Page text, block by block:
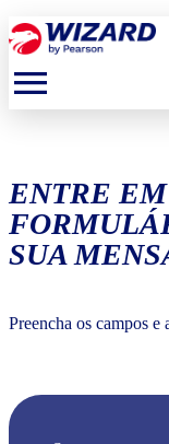
menu
ENTRE
SUA
Preencha os campos e